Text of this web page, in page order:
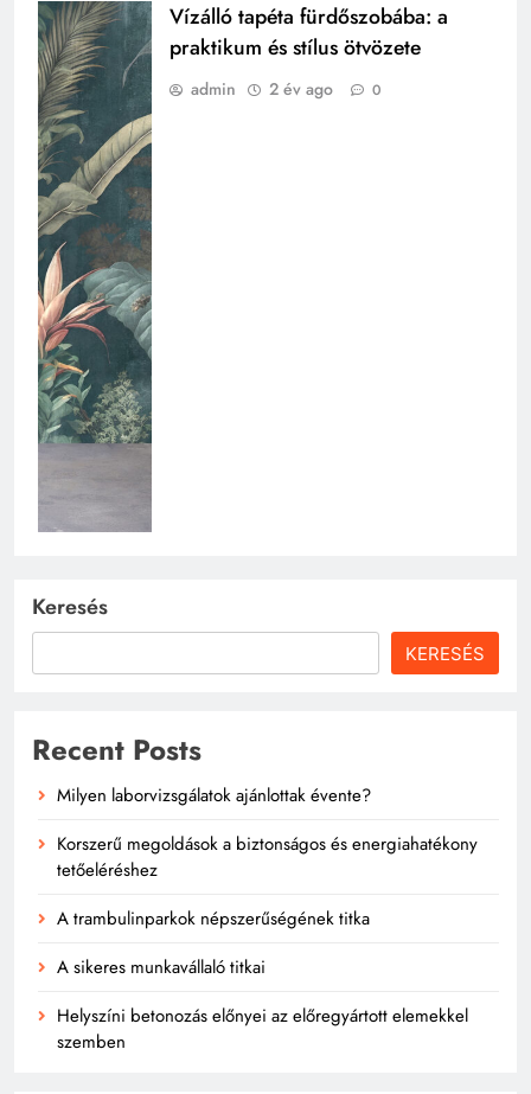
Vízálló tapéta fürdőszobába: a
praktikum és stílus ötvözete
admin 2 év ago 0
Keresés
KERESÉS
Recent Posts
Milyen laborvizsgálatok ajánlottak évente?
Korszerű megoldások a biztonságos és energiahatékony
tetőeléréshez
A trambulinparkok népszerűségének titka
A sikeres munkavállaló titkai
Helyszíni betonozás előnyei az előregyártott elemekkel
szemben